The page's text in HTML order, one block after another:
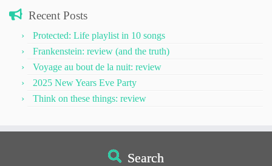
Recent Posts
Protected: Life playlist in 10 songs
Frankenstein: review (and the truth)
Voyage au bout de la nuit: review
2025 New Years Eve Party
Think on these things: review
Search